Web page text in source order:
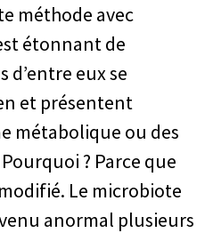
méthode avec
étonnant de
eux se
et présentent
métabolique ou des
? Parce que
Le microbiote
anormal plusieurs